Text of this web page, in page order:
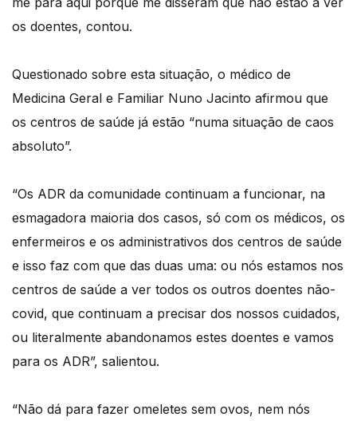
os doentes, contou.
Questionado sobre esta situação, o médico de
Medicina Geral e Familiar Nuno Jacinto afirmou que
os centros de saúde já estão “numa situação de caos
absoluto”.
“Os ADR da comunidade continuam a funcionar, na
esmagadora maioria dos casos, só com os médicos, os
enfermeiros e os administrativos dos centros de saúde
e isso faz com que das duas uma: ou nós estamos nos
centros de saúde a ver todos os outros doentes não-
covid, que continuam a precisar dos nossos cuidados,
ou literalmente abandonamos estes doentes e vamos
para os ADR”, salientou.
“Não dá para fazer omeletes sem ovos, nem nós